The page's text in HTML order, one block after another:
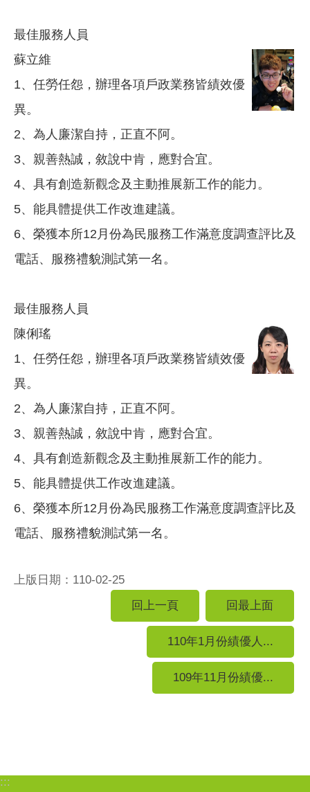
最佳服務人員
蘇立維
1、任勞任怨，辦理各項戶政業務皆績效優
異。
2、為人廉潔自持，正直不阿。
3、親善熱誠，敘說中肯，應對合宜。
4、具有創造新觀念及主動推展新工作的能力。
5、能具體提供工作改進建議。
6、榮獲本所12月份為民服務工作滿意度調查評比及
電話、服務禮貌測試第一名。
最佳服務人員
陳俐瑤
1、任勞任怨，辦理各項戶政業務皆績效優
異。
2、為人廉潔自持，正直不阿。
3、親善熱誠，敘說中肯，應對合宜。
4、具有創造新觀念及主動推展新工作的能力。
5、能具體提供工作改進建議。
6、榮獲本所12月份為民服務工作滿意度調查評比及
電話、服務禮貌測試第一名。
上版日期：110-02-25
回上一頁
回最上面
110年1月份績優人...
109年11月份績優...
:::